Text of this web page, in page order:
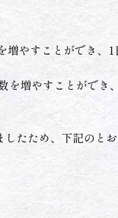
増やすことができ、
を増やすことができ
たため、下記のと